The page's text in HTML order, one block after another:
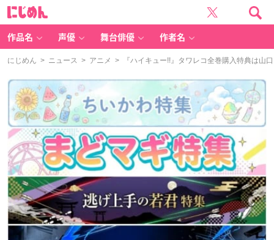
作品名 声優 舞台俳優 作者名
にじめん > ニュース > アニメ > 『ハイキュー!!』タワレコ全巻購入特典は山